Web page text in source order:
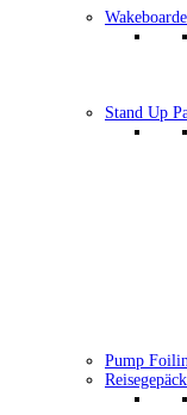
Stand Up
Pump